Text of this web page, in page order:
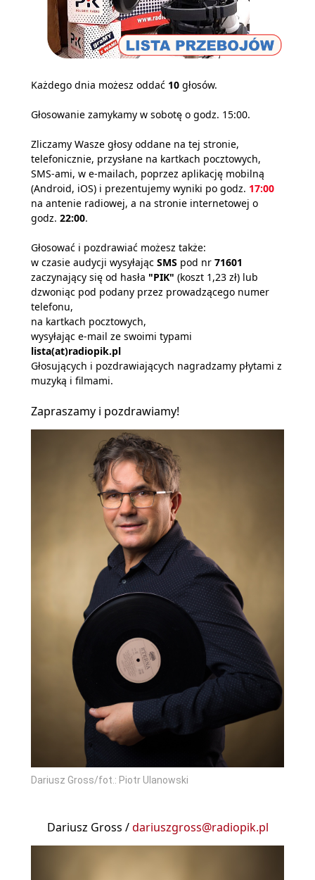
Każdego dnia możesz oddać 10 głosów.
Głosowanie zamykamy w sobotę o godz. 15:00.
Zliczamy Wasze głosy oddane na tej stronie,
telefonicznie, przysłane na kartkach pocztowych,
SMS-ami, w e-mailach, poprzez aplikację mobilną
(Android, iOS) i prezentujemy wyniki po godz. 17:00
na antenie radiowej, a na stronie internetowej o
godz. 22:00.
Głosować i pozdrawiać możesz także:
w czasie audycji wysyłając SMS pod nr 71601
zaczynający się od hasła "PIK" (koszt 1,23 zł) lub
dzwoniąc pod podany przez prowadzącego numer
telefonu,
na kartkach pocztowych,
wysyłając e-mail ze swoimi typami
lista(at)radiopik.pl
Głosujących i pozdrawiających nagradzamy płytami z
muzyką i filmami.
Zapraszamy i pozdrawiamy!
Dariusz Gross/fot.: Piotr Ulanowski
Dariusz Gross /dariuszgross@radiopik.pl